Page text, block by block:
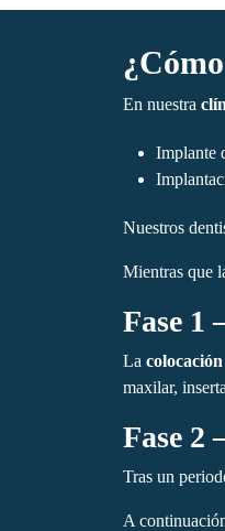
En nuestra
Implante
Nuestros
Mientras que
Fase 1
La
maxilar,
Fase 2
Tras un
A